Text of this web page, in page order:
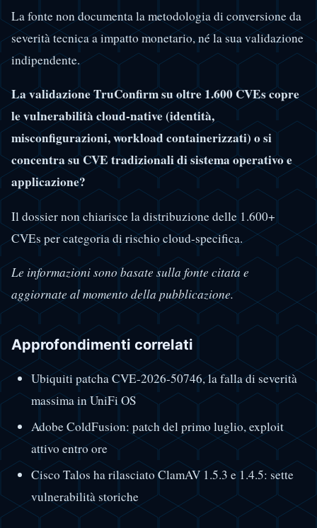
La fonte non documenta la metodologia di conversione da
severità tecnica a impatto monetario, né la sua validazione
indipendente.
La validazione TruConfirm su oltre 1.600 CVEs copre
le vulnerabilità cloud-native (identità,
misconfigurazioni, workload containerizzati) o si
concentra su CVE tradizionali di sistema operativo e
applicazione?
Il dossier non chiarisce la distribuzione delle 1.600+
CVEs per categoria di rischio cloud-specifica.
Le informazioni sono basate sulla fonte citata e
aggiornate al momento della pubblicazione.
Approfondimenti correlati
Ubiquiti patcha CVE-2026-50746, la falla di severità
massima in UniFi OS
Adobe ColdFusion: patch del primo luglio, exploit
attivo entro ore
Cisco Talos ha rilasciato ClamAV 1.5.3 e 1.4.5: sette
vulnerabilità storiche